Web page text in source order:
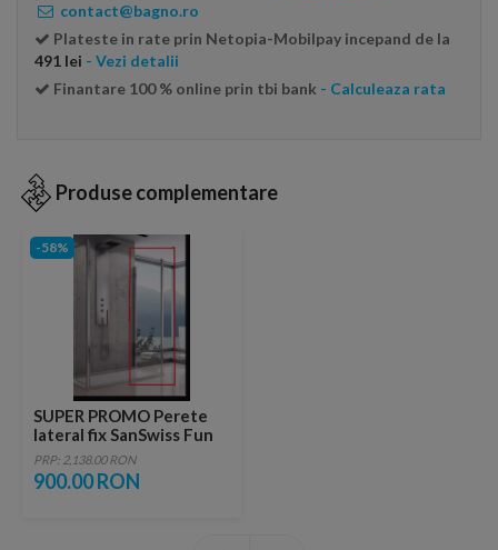
contact@bagno.ro
Plateste in rate prin Netopia-Mobilpay incepand de la
491 lei - Vezi detalii
Finantare 100 % online prin tbi bank - Calculeaza rata
Produse complementare
-58%
SUPER PROMO Perete
lateral fix SanSwiss Fun
80x200 cm
PRP: 2,138.00 RON
900.00 RON